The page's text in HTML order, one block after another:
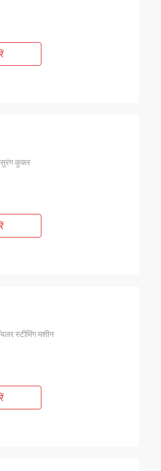
सुरंग कुकर
स्टीमिंग मशीन